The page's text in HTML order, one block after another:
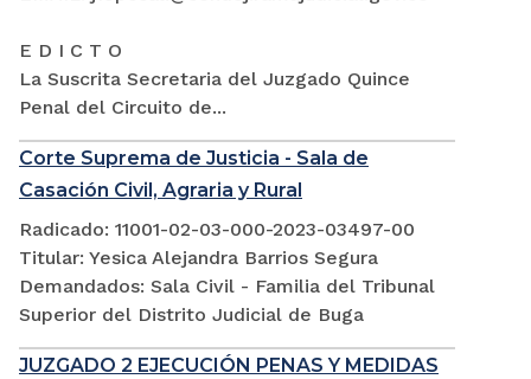
E D I C T O
La Suscrita Secretaria del Juzgado Quince
Penal del Circuito de...
Corte Suprema de Justicia - Sala de
Casación Civil, Agraria y Rural
Radicado: 11001-02-03-000-2023-03497-00
Titular: Yesica Alejandra Barrios Segura
Demandados: Sala Civil - Familia del Tribunal
Superior del Distrito Judicial de Buga
JUZGADO 2 EJECUCIÓN PENAS Y MEDIDAS